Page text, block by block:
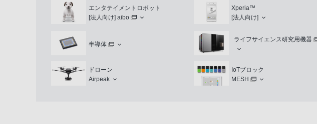
エンタテイメントロボット
[法人向け] aibo
Xperia™
[法人向け]
半導体
ライフサイエンス研究用機器
ドローン
Airpeak
IoTブロック
MESH